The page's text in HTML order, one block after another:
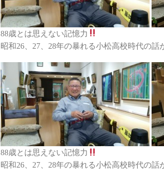
88歳とは思えない記憶力
昭和26、27、28年の暴れる小松高校時代の話
88歳とは思えない記憶力
昭和26、27、28年の暴れる小松高校時代の話